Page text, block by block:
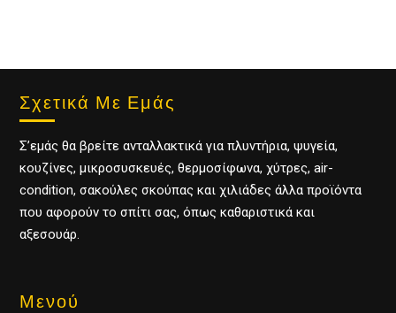
Σχετικά Με Εμάς
Σ’εμάς θα βρείτε ανταλλακτικά για πλυντήρια, ψυγεία,
κουζίνες, μικροσυσκευές, θερμοσίφωνα, χύτρες, air-
condition, σακούλες σκούπας και χιλιάδες άλλα προϊόντα
που αφορούν το σπίτι σας, όπως καθαριστικά και
αξεσουάρ.
Μενού